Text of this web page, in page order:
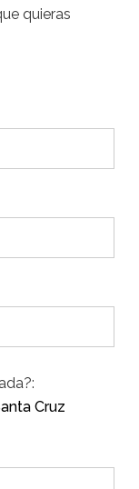
quieras
Cruz